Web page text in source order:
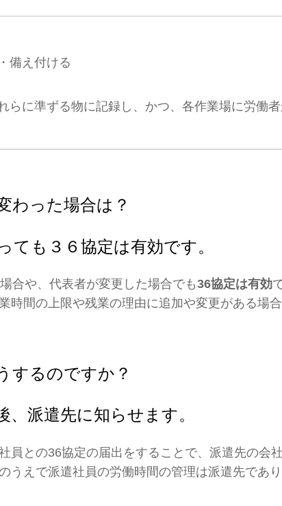
備え付ける
らに準ずる物に記録し、かつ、各作業場に労働
わった場合は？
ても３６協定は有効です。
合や、代表者が変更した場合でも36協定は有効
時間の上限や残業の理由に追加や変更がある場
するのですか？
派遣先に知らせます。
員との36協定の届出をすることで、派遣先の会
うえで派遣社員の労働時間の管理は派遣先であ